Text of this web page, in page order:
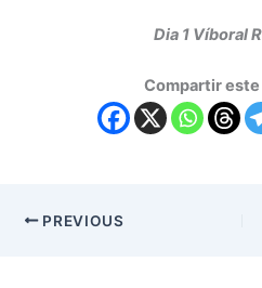
Dia 1 Víboral
Compartir
PREVIOUS